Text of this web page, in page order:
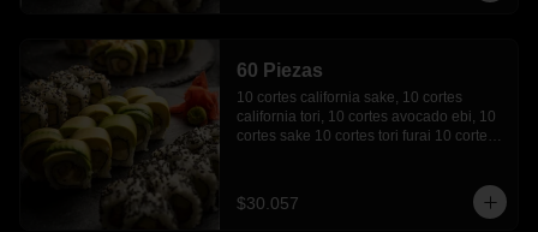
60 Piezas
10 cortes california sake, 10 cortes
california tori, 10 cortes avocado ebi, 10
cortes sake 10 cortes tori furai 10 cortes
$30.057